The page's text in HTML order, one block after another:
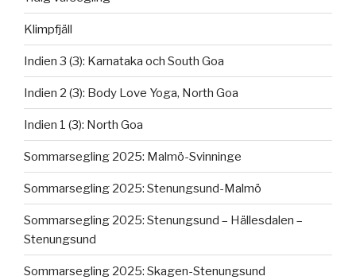
Klimpfjäll
Indien 3 (3): Karnataka och South Goa
Indien 2 (3): Body Love Yoga, North Goa
Indien 1 (3): North Goa
Sommarsegling 2025: Malmö-Svinninge
Sommarsegling 2025: Stenungsund-Malmö
Sommarsegling 2025: Stenungsund – Hällesdalen –
Stenungsund
Sommarsegling 2025: Skagen-Stenungsund